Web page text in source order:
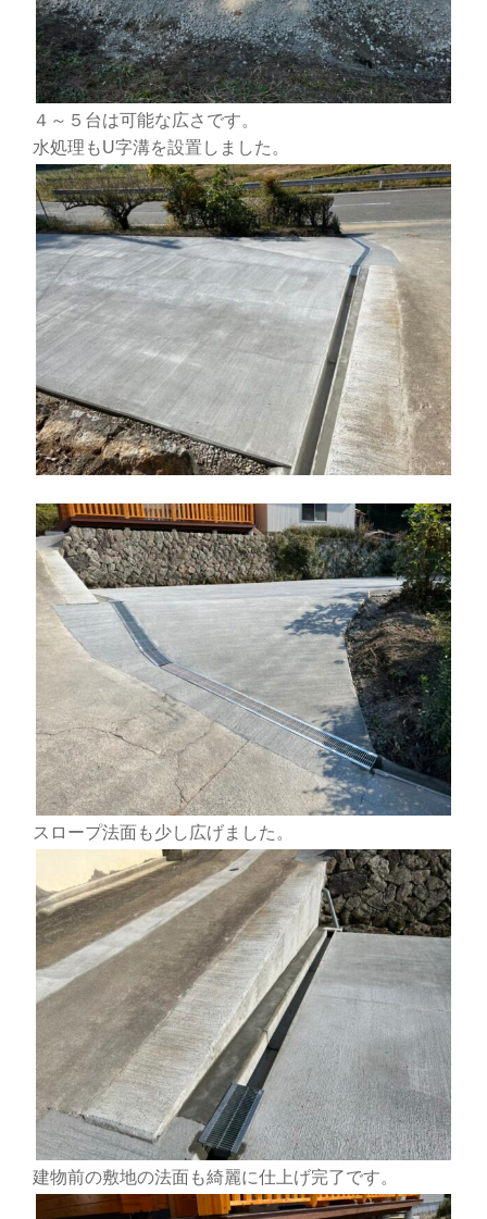
４～５台は可能な広さです。
水処理もU字溝を設置しました。
スロープ法面も少し広げました。
建物前の敷地の法面も綺麗に仕上げ完了です。